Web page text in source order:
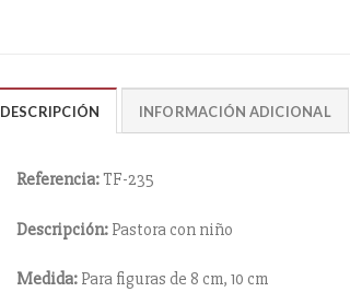
DESCRIPCIÓN INFORMACIÓN ADICIONAL
Referencia:TF-235
Descripción:Pastora con niño
Medida:Para figuras de 8 cm, 10 cm